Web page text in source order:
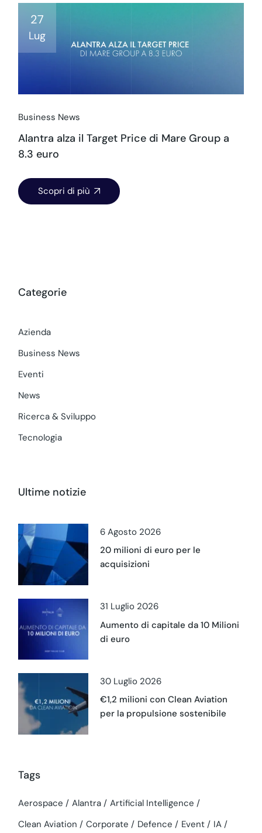
27
Lug
Business News
Alantra alza il Target Price di Mare Group a
8.3 euro
Scopri di più
Categorie
Azienda
Business News
Eventi
News
Ricerca & Sviluppo
Tecnologia
Ultime notizie
6 Agosto 2026
20 milioni di euro per le
acquisizioni
31 Luglio 2026
Aumento di capitale da 10 Milioni
di euro
30 Luglio 2026
€1,2 milioni con Clean Aviation
per la propulsione sostenibile
Tags
Aerospace Alantra
Artificial Intelligence
Clean Aviation
Corporate Defence Event
IA